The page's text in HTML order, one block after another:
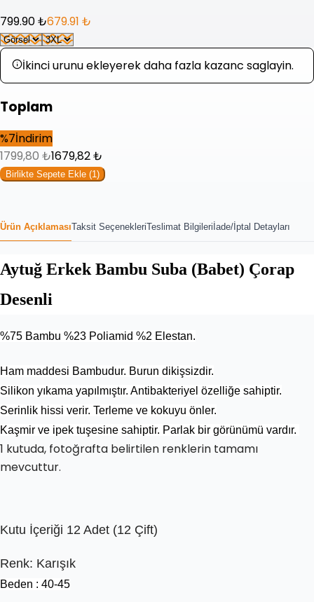
799.90 ₺679.91 ₺
İkinci urunu ekleyerek daha fazla kazanc saglayin.
Toplam
%7İndirim
1799,80 ₺1679,82₺
Birlikte Sepete Ekle (1)
Ürün AçıklamasıTaksit SeçenekleriTeslimat Bilgileri İade/İptal Detayları
Aytuğ Erkek Bambu Suba (Babet) Çorap
Desenli
%75 Bambu %23 Poliamid %2 Elestan.
Ham maddesi Bambudur. Burun dikişsizdir.
Silikon yıkama yapılmıştır. Antibakteriyel özelliğe sahiptir.
Serinlik hissi verir. Terleme ve kokuyu önler.
Kaşmir ve ipek tuşesine sahiptir. Parlak bir görünümü vardır.
1 kutuda, fotoğrafta belirtilen renklerin tamamı
mevcuttur.
Kutu İçeriği 12 Adet (12 Çift)
Renk: Karışık
Beden : 40-45